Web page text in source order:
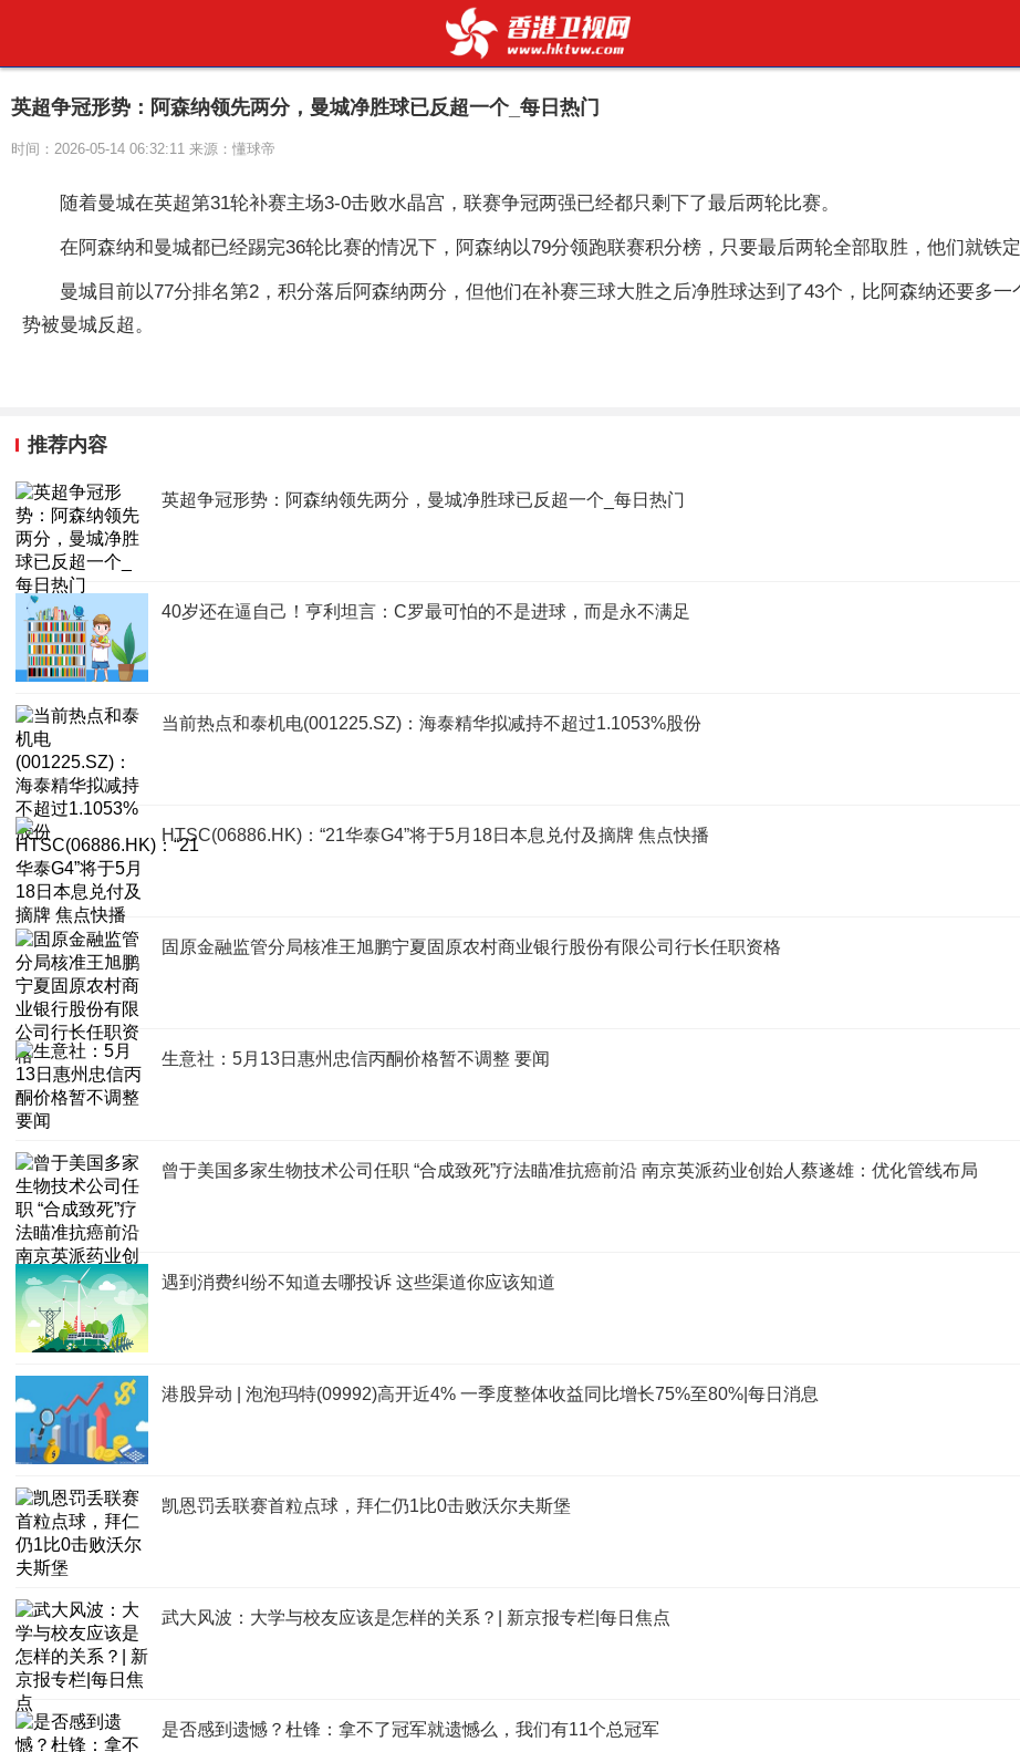
英超争冠形势：阿森纳领先两分，曼城净胜球已反超一个_每日热门
时间：2026-05-14 06:32:11 来源：懂球帝
随着曼城在英超第31轮补赛主场3-0击败水晶宫，联赛争冠两强已经都只剩下了最后两轮比赛。
在阿森纳和曼城都已经踢完36轮比赛的情况下，阿森纳以79分领跑联赛积分榜，只要最后两轮全部取胜，他们就铁定
曼城目前以77分排名第2，积分落后阿森纳两分，但他们在补赛三球大胜之后净胜球达到了43个，比阿森纳还要多
势被曼城反超。
推荐内容
英超争冠形势：阿森纳领先两分，曼城净胜球已反超一个_每日热门
40岁还在逼自己！亨利坦言：C罗最可怕的不是进球，而是永不满足
当前热点和泰机电(001225.SZ)：海泰精华拟减持不超过1.1053%股份
HTSC(06886.HK)：“21华泰G4”将于5月18日本息兑付及摘牌 焦点快播
固原金融监管分局核准王旭鹏宁夏固原农村商业银行股份有限公司行长任职资格
生意社：5月13日惠州忠信丙酮价格暂不调整 要闻
曾于美国多家生物技术公司任职 “合成致死”疗法瞄准抗癌前沿 南京英派药业创始人蔡遂雄：优化管线布局
遇到消费纠纷不知道去哪投诉 这些渠道你应该知道
港股异动 | 泡泡玛特(09992)高开近4% 一季度整体收益同比增长75%至80%|每日消息
凯恩罚丢联赛首粒点球，拜仁仍1比0击败沃尔夫斯堡
武大风波：大学与校友应该是怎样的关系？| 新京报专栏|每日焦点
是否感到遗憾？杜锋：拿不了冠军就遗憾么，我们有11个总冠军